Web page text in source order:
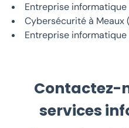
Entreprise
Cybersécurité à Meaux
Entreprise informatique
Contactez-
services